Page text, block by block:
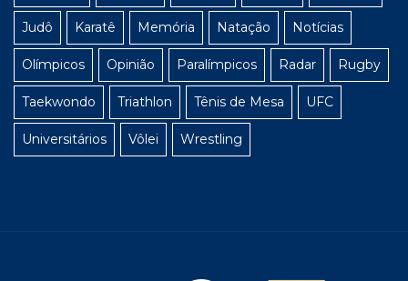
Judô Karatê Memória Natação Notícias
Olímpicos Opinião Paralímpicos Radar Rugby
Taekwondo Triathlon Tênis de Mesa UFC
Universitários Vôlei Wrestling